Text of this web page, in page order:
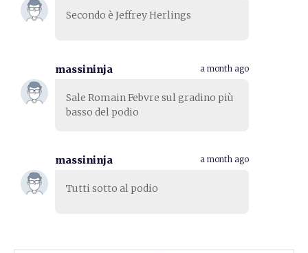
Secondo è Jeffrey Herlings
Sale Romain Febvre sul gradino più
basso del podio
a month ago
massininja
Tutti sotto al podio
a month ago
massininja